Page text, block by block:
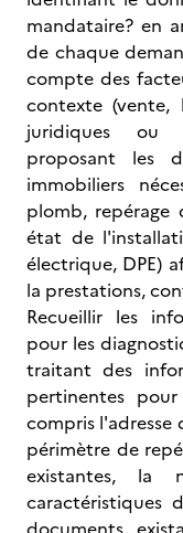
mandataire? en
de chaque
compte des
contexte (vente,
juridiques ou
proposant les
immobiliers
plomb, repérage
état de
électrique, DPE)
la prestations,
Recueillir les
pour les
traitant des
pertinentes
compris l'adresse
périmètre de
existantes, la
caractéristiques